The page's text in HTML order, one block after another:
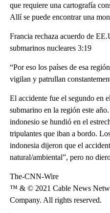
que requiere una cartografía
Allí se puede encontrar una
Francia rechaza acuerdo de
submarinos nucleares 3:19
“Por eso los países de esa
vigilan y patrullan
El accidente fue el segundo en
submarino en la región este
indonesio se hundió en el
tripulantes que iban a bordo.
indonesia dijeron que el
natural/ambiental”, pero no
The-CNN-Wire
™ & © 2021 Cable News
Company. All rights reserved.